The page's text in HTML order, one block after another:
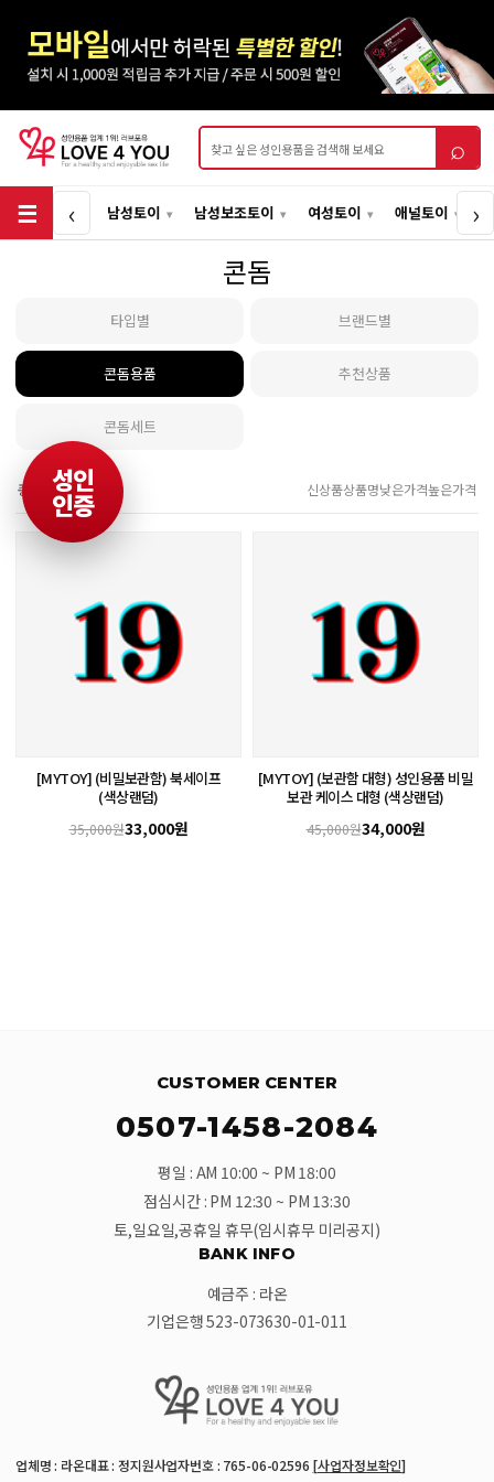
상품검색 ⌕
‹ 남성토이 남성보조토이 여성토이 애널토이 ›
콘돔
타입별 브랜드별
콘돔용품 추천상품
콘돔세트
총 개 신상품상품명낮은가격높은가격
[MYTOY] (비밀보관함) 북세이프
(색상랜덤)
35,000원33,000원
[MYTOY] (보관함 대형) 성인용품 비밀
보관 케이스 대형 (색상랜덤)
45,000원34,000원
CUSTOMER CENTER
0507-1458-2084
평일 : AM 10:00 ~ PM 18:00
점심시간 : PM 12:30 ~ PM 13:30
토,일요일,공휴일 휴무(임시휴무 미리공지)
BANK INFO
예금주 : 라온
기업은행 523-073630-01-011
업체명 : 라온대표 : 정지원사업자번호 : 765-06-02596 [사업자정보확인]
성인
인증